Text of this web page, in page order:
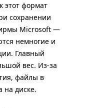
этот формат
сохранении
Microsoft —
немногие и
Главный
вес. Из-за
файлы в
на диске.